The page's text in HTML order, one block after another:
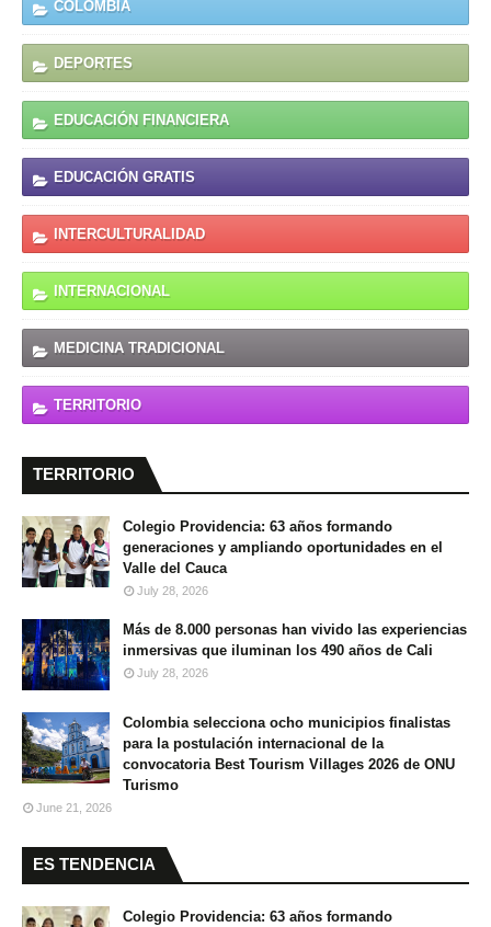
COLOMBIA
DEPORTES
EDUCACIÓN FINANCIERA
EDUCACIÓN GRATIS
INTERCULTURALIDAD
INTERNACIONAL
MEDICINA TRADICIONAL
TERRITORIO
TERRITORIO
Colegio Providencia: 63 años formando
generaciones y ampliando oportunidades en el
Valle del Cauca
July 28, 2026
Más de 8.000 personas han vivido las experiencias
inmersivas que iluminan los 490 años de Cali
July 28, 2026
Colombia selecciona ocho municipios finalistas
para la postulación internacional de la
convocatoria Best Tourism Villages 2026 de ONU
Turismo
June 21, 2026
ES TENDENCIA
Colegio Providencia: 63 años formando